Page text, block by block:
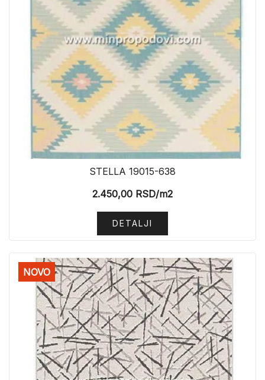
STELLA 19015-638
2.450,00 RSD/m2
DETALJI
NOVO